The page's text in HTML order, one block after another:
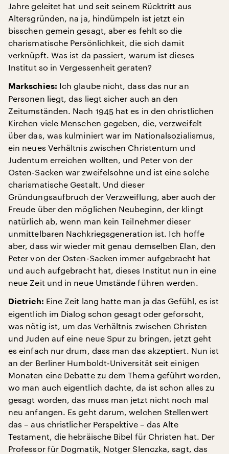
Jahre geleitet hat und seit seinem Rücktritt aus
Altersgründen, na ja, hindümpeln ist jetzt ein
bisschen gemein gesagt, aber es fehlt so die
charismatische Persönlichkeit, die sich damit
verknüpft. Was ist da passiert, warum ist dieses
Institut so in Vergessenheit geraten?
Markschies: Ich glaube nicht, dass das nur an
Personen liegt, das liegt sicher auch an den
Zeitumständen. Nach 1945 hat es in den christlichen
Kirchen viele Menschen gegeben, die, verzweifelt
über das, was kulminiert war im Nationalsozialismus,
ein neues Verhältnis zwischen Christentum und
Judentum erreichen wollten, und Peter von der
Osten-Sacken war zweifelsohne und ist eine solche
charismatische Gestalt. Und dieser
Gründungsaufbruch der Verzweiflung, aber auch der
Freude über den möglichen Neubeginn, der klingt
natürlich ab, wenn man kein Teilnehmer dieser
unmittelbaren Nachkriegsgeneration ist. Ich hoffe
aber, dass wir wieder mit genau demselben Elan, den
Peter von der Osten-Sacken immer aufgebracht hat
und auch aufgebracht hat, dieses Institut nun in eine
neue Zeit und in neue Umstände führen werden.
Dietrich: Eine Zeit lang hatte man ja das Gefühl, es ist
eigentlich im Dialog schon gesagt oder geforscht,
was nötig ist, um das Verhältnis zwischen Christen
und Juden auf eine neue Spur zu bringen, jetzt geht
es einfach nur drum, dass man das akzeptiert. Nun ist
an der Berliner Humboldt-Universität seit einigen
Monaten eine Debatte zu dem Thema geführt worden,
wo man auch eigentlich dachte, da ist schon alles zu
gesagt worden, das muss man jetzt nicht noch mal
neu anfangen. Es geht darum, welchen Stellenwert
das – aus christlicher Perspektive – das Alte
Testament, die hebräische Bibel für Christen hat. Der
Professor für Dogmatik, Notger Slenczka, sagt, das